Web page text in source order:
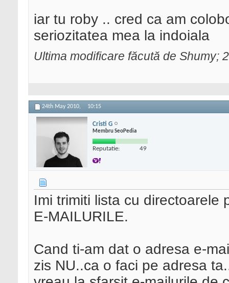
iar tu roby .. cred ca am
seriozitatea mea la indoiala
Ultima modificare făcută de Shumy;
24th May 2010, 10:15
Cristi G
Membru SeoPedia
Reputatie: 49
Imi trimiti lista cu directoarele
E-MAILURILE.
Cand ti-am dat o adresa e-
zis NU..ca o faci pe adresa